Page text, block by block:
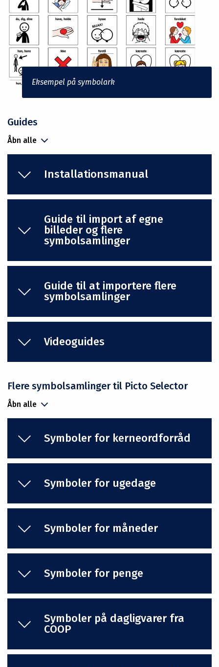
Eksempel på symbolark
Guides
Åbn alle
Installationsmanual
Guide til import af egne
billeder og flere
symbolsamlinger
Guide til at importere flere
symbolsamlinger
Videoguides
Flere symbolsamlinger til Picto Selector
Åbn alle
Symboler for kerneordforråd
Symboler for ugedage
Symboler for måneder
Symboler for penge
Symboler på dagligvarer fra
COOP